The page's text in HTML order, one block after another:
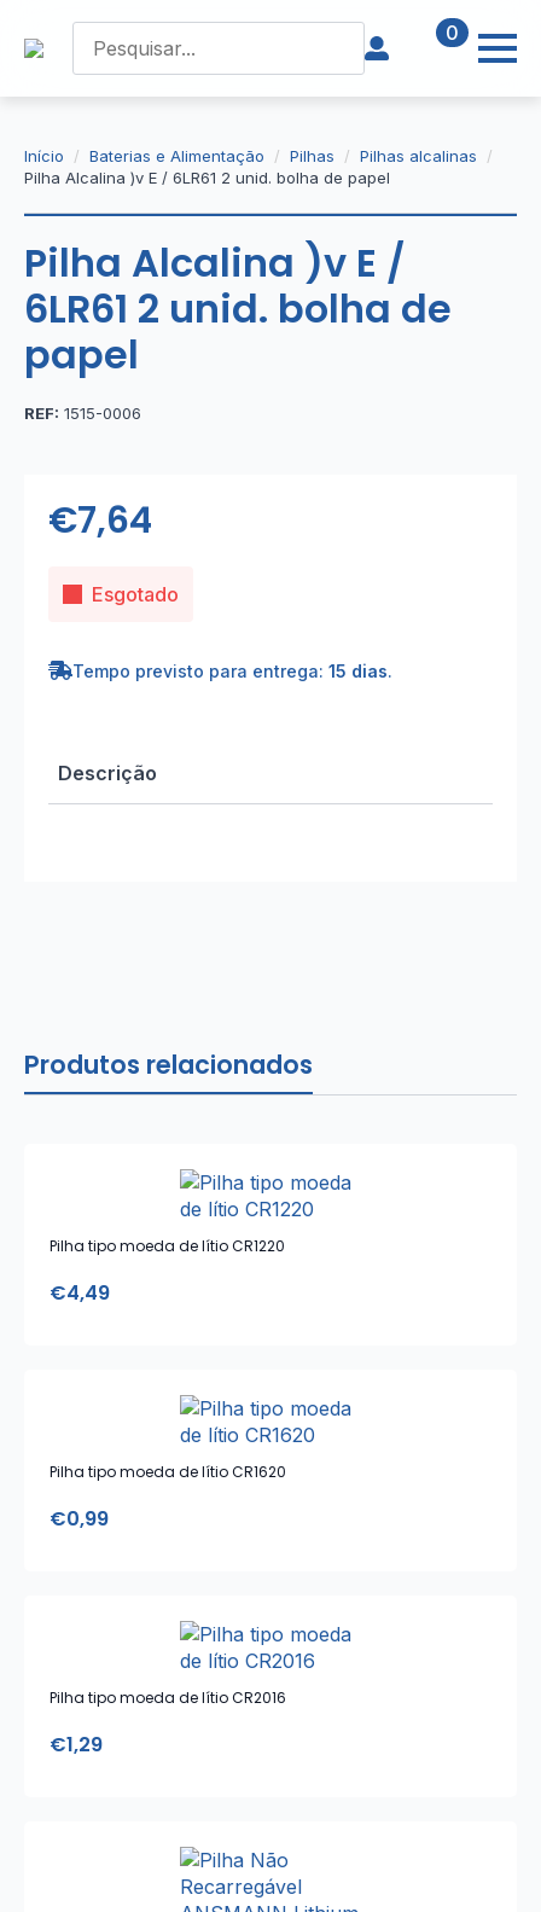
0
Início Baterias e Alimentação Pilhas
Pilhas alcalinas
Pilha Alcalina )v E / 6LR61 2 unid. bolha de papel
Pilha Alcalina )v E /
6LR61 2 unid. bolha de
papel
REF: 1515-0006
€7,64
Esgotado
Tempo previsto para entrega: 15 dias.
Descrição
Produtos relacionados
Pilha tipo moeda de lítio CR1220
€4,49
Pilha tipo moeda de lítio CR1620
€0,99
Pilha tipo moeda de lítio CR2016
€1,29